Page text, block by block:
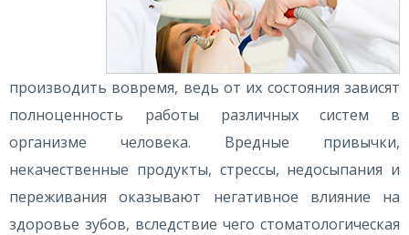
производить вовремя, ведь от их состояния зависят
полноценность работы различных систем в
организме человека. Вредные привычки,
некачественные продукты, стрессы, недосыпания и
переживания оказывают негативное влияние на
здоровье зубов, вследствие чего стоматологическая